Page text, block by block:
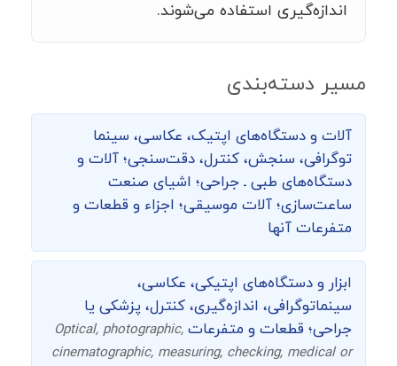
اندازه‌گیری استفاده می‌شوند.
مسیر دسته‌بندی
آلات و دستگاه‌های اپتیک، عکاسی، سینما
توگرافی،‌ سنجش، کنترل، دقت‌سنجی؛ آلات و
دستگاه‌های طبی ـ جراحی؛ اشیای صنعت
ساعت‌سازی؛ آلات موسیقی؛ اجزاء و قطعات و
متفرعات آنها
ابزار و دستگاه‌های اپتیکی، عکاسی،
سینماتوگرافی، اندازه‌گیری، کنترل، پزشکی یا
جراحی؛ قطعات و متفرعات Optical, photographic,
cinematographic, measuring, checking, medical or